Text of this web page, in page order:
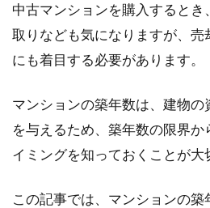
中古マンションを購入すると
取りなども気になりますが、売
にも着目する必要があります。
マンションの築年数は、建物
を与えるため、築年数の限界か
イミングを知っておくことが大
この記事では、マンションの